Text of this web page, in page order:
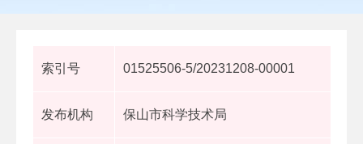
索引号 01525506-5/20231208-00001
发布机构 保山市科学技术局